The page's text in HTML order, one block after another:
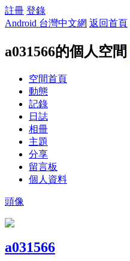
註冊 登錄
Android 台灣中文網 返回首頁
a031566的個人空間
空間首頁
動態
記錄
日誌
相冊
主題
分享
留言板
個人資料
頭像
a031566